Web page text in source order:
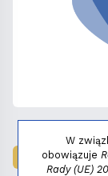
W
obowiązuje
Rady (UE)